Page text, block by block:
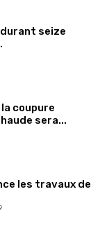
durant seize
coupure
sera...
les travaux de